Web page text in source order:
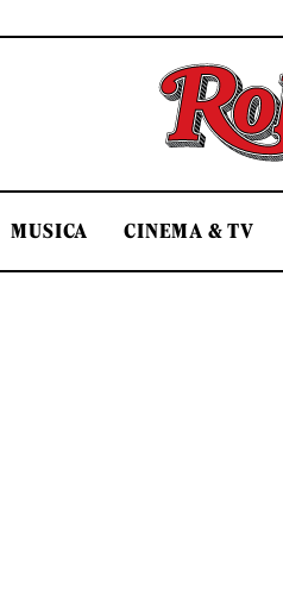
MUSICA CINEMA & TV